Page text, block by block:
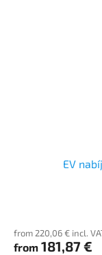
EV
from 220,06 € incl.
from 181,87 €